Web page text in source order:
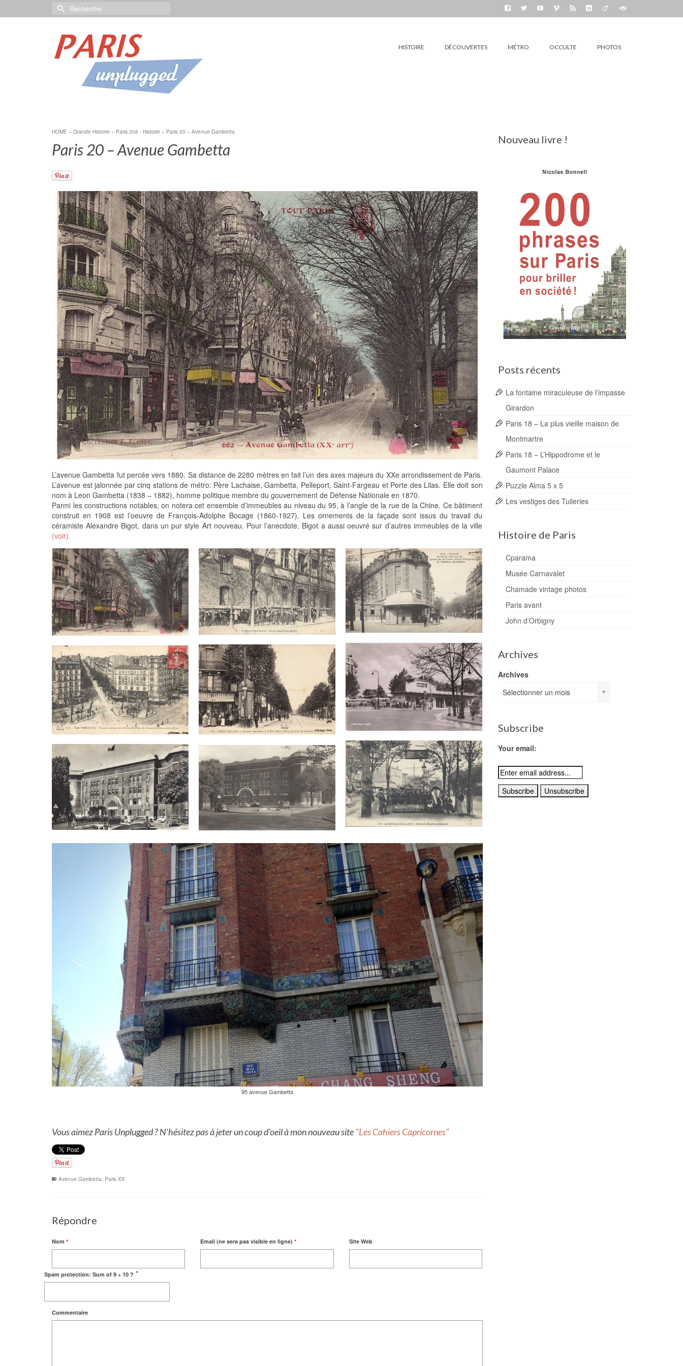
HISTOIRE DÉCOUVERTES MÉTRO OCCULTE PHOTOS
HOME » Grande Histoire » Paris 20e - Histoire » Paris 20 – Avenue Gambetta
Paris 20 – Avenue Gambetta
L’avenue Gambetta fut percée vers 1880. Sa distance de 2280 mètres en fait l’un des axes majeurs du XXe arrondissement de Paris.
L’avenue est jalonnée par cinq stations de métro: Père Lachaise, Gambetta, Pelleport, Saint-Fargeau et Porte des Lilas. Elle doit son
nom à Leon Gambetta (1838 – 1882), homme politique membre du gouvernement de Défense Nationale en 1870.
Parmi les constructions notables, on notera cet ensemble d’immeubles au niveau du 95, à l’angle de la rue de la Chine. Ce bâtiment
construit en 1908 est l’oeuvre de François-Adolphe Bocage (1860-1927). Les ornements de la façade sont issus du travail du
céramiste Alexandre Bigot, dans un pur style Art nouveau. Pour l’anecdote, Bigot a aussi oeuvré sur d’autres immeubles de la ville
(voir).
95 avenue Gambetta
Vous aimez Paris Unplugged ? N'hésitez pas à jeter un coup d'oeil à mon nouveau site "Les Cahiers Capricornes"
Avenue Gambetta, Paris XX
Répondre
Nom * Email (ne sera pas visible en ligne)* Site Web
Spam protection: Sum of 9 + 10 ? *
Commentaire
Nouveau livre !
Posts récents
La fontaine miraculeuse de l’impasse
Girardon
Paris 18 – La plus vieille maison de
Montmartre
Paris 18 – L’Hippodrome et le
Gaumont Palace
Puzzle Alma 5 x 5
Les vestiges des Tuileries
Histoire de Paris
Cparama
Musée Carnavalet
Chamade vintage photos
Paris avant
John d’Orbigny
Archives
Archives
Sélectionner un mois
Subscribe
Your email: